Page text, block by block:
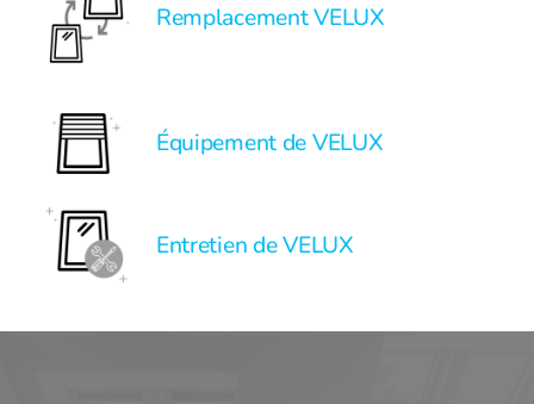
Remplacement VELUX
Équipement de VELUX
Entretien de VELUX